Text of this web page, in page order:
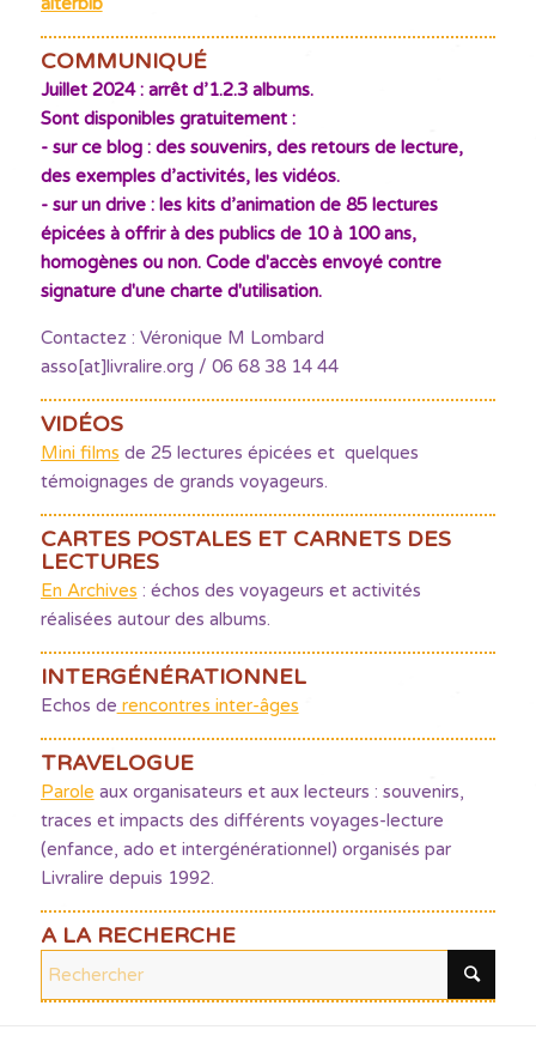
COMMUNIQUÉ
Juillet 2024 : arrêt d’1.2.3 albums.
Sont disponibles gratuitement :
- sur ce blog : des souvenirs, des retours de lecture,
des exemples d’activités, les vidéos.
- sur un drive : les kits d’animation de 85 lectures
épicées à offrir à des publics de 10 à 100 ans,
homogènes ou non. Code d'accès envoyé contre
signature d'une charte d'utilisation.
Contactez : Véronique M Lombard
asso[at]livralire.org / 06 68 38 14 44
VIDÉOS
Mini films de 25 lectures épicées et quelques
témoignages de grands voyageurs.
CARTES POSTALES ET CARNETS DES
LECTURES
En Archives : échos des voyageurs et activités
réalisées autour des albums.
INTERGÉNÉRATIONNEL
Echos de rencontres inter-âges
TRAVELOGUE
Parole aux organisateurs et aux lecteurs : souvenirs,
traces et impacts des différents voyages-lecture
(enfance, ado et intergénérationnel) organisés par
Livralire depuis 1992.
A LA RECHERCHE